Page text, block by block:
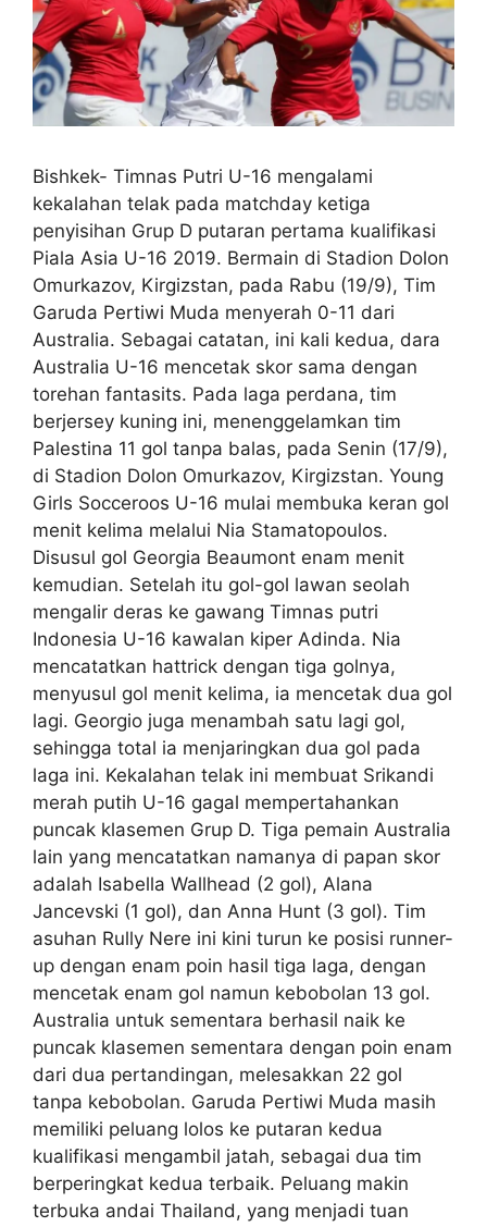
Bishkek- Timnas Putri U-16 mengalami
kekalahan telak pada matchday ketiga
penyisihan Grup D putaran pertama kualifikasi
Piala Asia U-16 2019. Bermain di Stadion Dolon
Omurkazov, Kirgizstan, pada Rabu (19/9), Tim
Garuda Pertiwi Muda menyerah 0-11 dari
Australia. Sebagai catatan, ini kali kedua, dara
Australia U-16 mencetak skor sama dengan
torehan fantasits. Pada laga perdana, tim
berjersey kuning ini, menenggelamkan tim
Palestina 11 gol tanpa balas, pada Senin (17/9),
di Stadion Dolon Omurkazov, Kirgizstan. Young
Girls Socceroos U-16 mulai membuka keran gol
menit kelima melalui Nia Stamatopoulos.
Disusul gol Georgia Beaumont enam menit
kemudian. Setelah itu gol-gol lawan seolah
mengalir deras ke gawang Timnas putri
Indonesia U-16 kawalan kiper Adinda. Nia
mencatatkan hattrick dengan tiga golnya,
menyusul gol menit kelima, ia mencetak dua gol
lagi. Georgio juga menambah satu lagi gol,
sehingga total ia menjaringkan dua gol pada
laga ini. Kekalahan telak ini membuat Srikandi
merah putih U-16 gagal mempertahankan
puncak klasemen Grup D. Tiga pemain Australia
lain yang mencatatkan namanya di papan skor
adalah Isabella Wallhead (2 gol), Alana
Jancevski (1 gol), dan Anna Hunt (3 gol). Tim
asuhan Rully Nere ini kini turun ke posisi runner-
up dengan enam poin hasil tiga laga, dengan
mencetak enam gol namun kebobolan 13 gol.
Australia untuk sementara berhasil naik ke
puncak klasemen sementara dengan poin enam
dari dua pertandingan, melesakkan 22 gol
tanpa kebobolan. Garuda Pertiwi Muda masih
memiliki peluang lolos ke putaran kedua
kualifikasi mengambil jatah, sebagai dua tim
berperingkat kedua terbaik. Peluang makin
terbuka andai Thailand, yang menjadi tuan